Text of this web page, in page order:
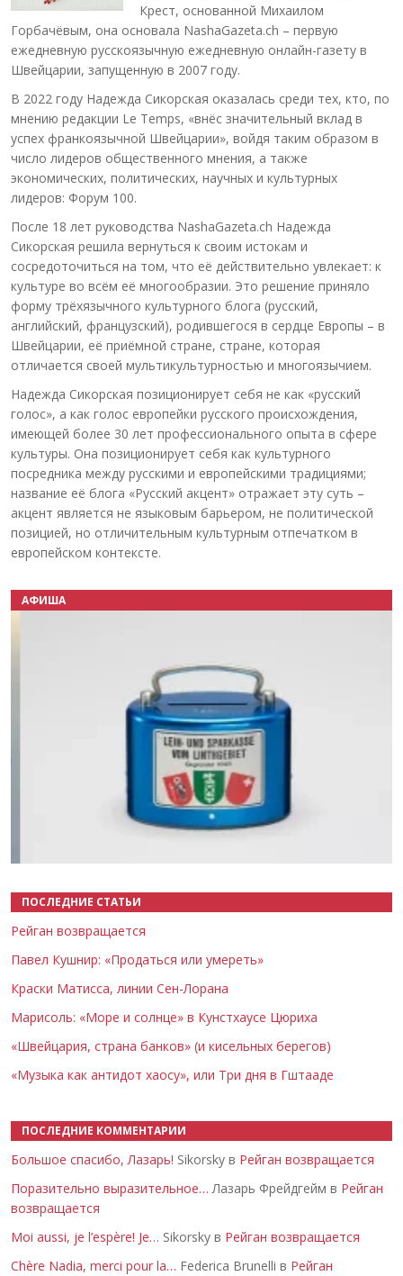
Крест, основанной Михаилом
Горбачёвым, она основала NashaGazeta.ch – первую
ежедневную русскоязычную ежедневную онлайн-газету в
Швейцарии, запущенную в 2007 году.
В 2022 году Надежда Сикорская оказалась среди тех, кто, по
мнению редакции Le Temps, «внёс значительный вклад в
успех франкоязычной Швейцарии», войдя таким образом в
число лидеров общественного мнения, а также
экономических, политических, научных и культурных
лидеров: Форум 100.
После 18 лет руководства NashaGazeta.ch Надежда
Сикорская решила вернуться к своим истокам и
сосредоточиться на том, что её действительно увлекает: к
культуре во всём её многообразии. Это решение приняло
форму трёхязычного культурного блога (русский,
английский, французский), родившегося в сердце Европы – в
Швейцарии, её приёмной стране, стране, которая
отличается своей мультикультурностью и многоязычием.
Надежда Сикорская позиционирует себя не как «русский
голос», а как голос европейки русского происхождения,
имеющей более 30 лет профессионального опыта в сфере
культуры. Она позиционирует себя как культурного
посредника между русскими и европейскими традициями;
название её блога «Русский акцент» отражает эту суть –
акцент является не языковым барьером, не политической
позицией, но отличительным культурным отпечатком в
европейском контексте.
АФИША
ПОСЛЕДНИЕ СТАТЬИ
Рейган возвращается
Павел Кушнир: «Продаться или умереть»
Краски Матисса, линии Сен-Лорана
Марисоль: «Море и солнце» в Кунстхаусе Цюриха
«Швейцария, страна банков» (и кисельных берегов)
«Музыка как антидот хаосу», или Три дня в Гштааде
ПОСЛЕДНИЕ КОММЕНТАРИИ
Большое спасибо, Лазарь! Sikorsky в Рейган возвращается
Поразительно выразительное… Лазарь Фрейдгейм в Рейган
возвращается
Moi aussi, je l’espère! Je… Sikorsky в Рейган возвращается
Chère Nadia, merci pour la… Federica Brunelli в Рейган